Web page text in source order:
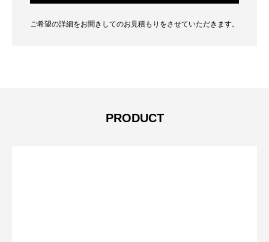
ご希望の詳細をお聞きしてのお見積もりをさせていただきます。
PRODUCT